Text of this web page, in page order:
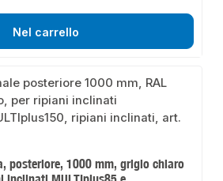
Nel carrello
posteriore, 1000 mm, grigio chiaro